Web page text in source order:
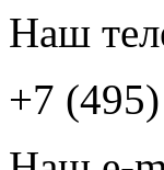
Наш
+7